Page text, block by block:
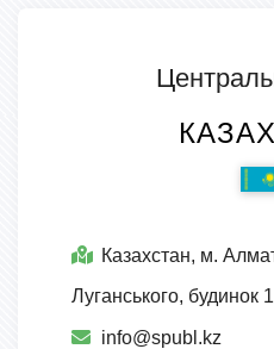
Казахстан, м.
Луганського, будинок
info@spubl.kz